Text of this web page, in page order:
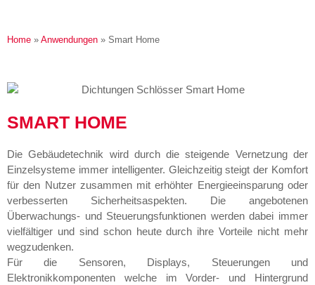
Home » Anwendungen » Smart Home
SMART HOME
Die Gebäudetechnik wird durch die steigende Vernetzung der
Einzelsysteme immer intelligenter. Gleichzeitig steigt der Komfort
für den Nutzer zusammen mit erhöhter Energieeinsparung oder
verbesserten Sicherheitsaspekten. Die angebotenen
Überwachungs- und Steuerungsfunktionen werden dabei immer
vielfältiger und sind schon heute durch ihre Vorteile nicht mehr
wegzudenken.
Für die Sensoren, Displays, Steuerungen und
Elektronikkomponenten welche im Vorder- und Hintergrund